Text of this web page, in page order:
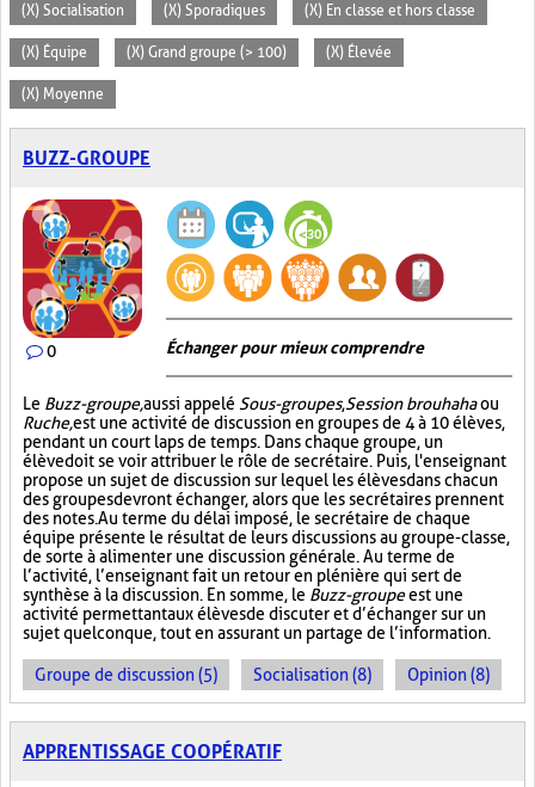
(X) Socialisation (X) Sporadiques (X) En classe et hors classe
(X) Équipe (X) Grand groupe (> 100) (X) Élevée
(X) Moyenne
BUZZ-GROUPE
0 Échanger pour mieux comprendre
Le Buzz-groupe,aussi appelé Sous-groupes,Session brouhahaou
Ruche,est une activité de discussion en groupes de 4 à 10 élèves,
pendant un court laps de temps. Dans chaque groupe, un
élève doit se voir attribuer le rôle de secrétaire. Puis, l'enseignant
propose un sujet de discussion sur lequel les élèves dans chacun
des groupes devront échanger, alors que les secrétaires prennent
des notes. Au terme du délai imposé, le secrétaire de chaque
équipe présente le résultat de leurs discussions au groupe-classe,
de sorte à alimenter une discussion générale. Au terme de
l’activité, l’enseignant fait un retour en plénière qui sert de
synthèse à la discussion. En somme, le Buzz-groupeest une
activité permettant aux élèves de discuter et d’échanger sur un
sujet quelconque, tout en assurant un partage de l’information.
Groupe de discussion (5) Socialisation (8) Opinion (8)
APPRENTISSAGE COOPÉRATIF